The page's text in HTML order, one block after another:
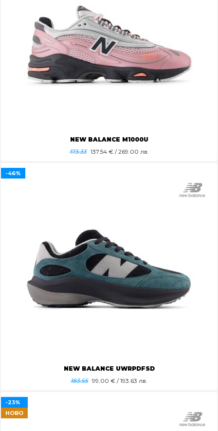
NEW BALANCE M1000U
173.33 137.54€ / 269.00 лв.
NEW BALANCE UWRPDFSD
183.55 99.00 € / 193.63 лв.
-46%
-23%
НОВО